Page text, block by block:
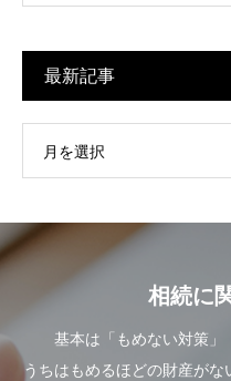
最新記事
月を選択
相続に
基本は「もめない対策」
うちはもめるほどの財産が